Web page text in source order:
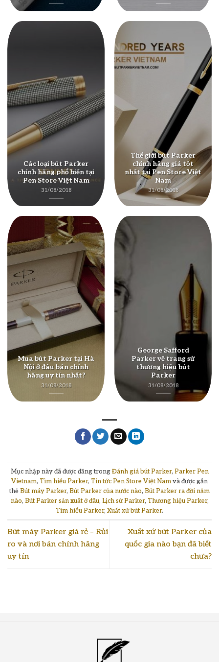
Các loại bút Parker
chính hãng phổ biến tại
Pen Store Việt Nam
31/08/2018
Thế giới bút Parker
chính hãng giá tốt
nhất tại Pen Store Việt
Nam
31/08/2018
Mua bút Parker tại Hà
Nội ở đâu bán chính
hãng uy tín nhất?
31/08/2018
George Safford
Parker vẽ trang sử
thương hiệu bút
Parker
31/08/2018
Mục nhập này đã được đăng trongĐánh giá bút Parker, Parker Pen
Vietnam, Tìm hiểu Parker, Tin tức Pen Store Việt Namvà được gắn
thẻBút máy Parker, Bút Parker của nước nào, Bút Parker ra đời năm
nào, Bút Parker sản xuất ở đâu, Lịch sử Parker, Thương hiệu Parker,
Tìm hiểu Parker, Xuất xứ bút Parker.
Bút máy Parker giá rẻ – Rủi
ro và nơi bán chính hãng
uy tín
Xuất xứ bút Parker của
quốc gia nào bạn đã biết
chưa?